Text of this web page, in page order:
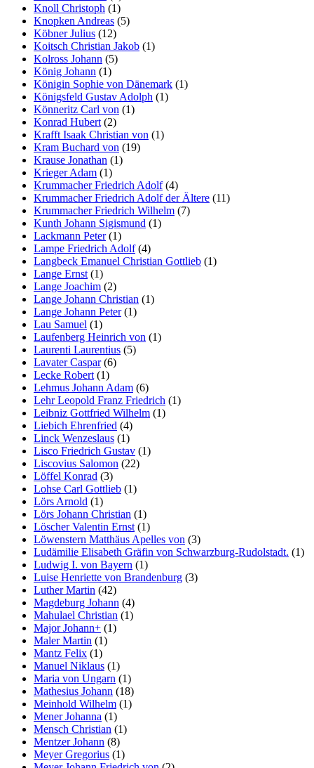
Knoll Christoph (1)
Knopken Andreas (5)
Köbner Julius (12)
Koitsch Christian Jakob (1)
Kolross Johann (5)
König Johann (1)
Königin Sophie von Dänemark (1)
Königsfeld Gustav Adolph (1)
Könneritz Carl von (1)
Konrad Hubert (2)
Krafft Isaak Christian von (1)
Kram Buchard von (19)
Krause Jonathan (1)
Krieger Adam (1)
Krummacher Friedrich Adolf(4)
Krummacher Friedrich Adolf der Ältere (11)
Krummacher Friedrich Wilhelm (7)
Kunth Johann Sigismund (1)
Lackmann Peter(1)
Lampe Friedrich Adolf(4)
Langbeck Emanuel Christian Gottlieb (1)
Lange Ernst (1)
Lange Joachim (2)
Lange Johann Christian (1)
Lange Johann Peter(1)
Lau Samuel (1)
Laufenberg Heinrich von (1)
Laurenti Laurentius (5)
Lavater Caspar(6)
Lecke Robert (1)
Lehmus Johann Adam (6)
Lehr Leopold Franz Friedrich (1)
Leibniz Gottfried Wilhelm (1)
Liebich Ehrenfried (4)
Linck Wenzeslaus (1)
Lisco Friedrich Gustav (1)
Liscovius Salomon (22)
Löffel Konrad (3)
Lohse Carl Gottlieb (1)
Lörs Arnold (1)
Lörs Johann Christian (1)
Löscher Valentin Ernst (1)
Löwenstern Matthäus Apelles von (3)
Ludämilie Elisabeth Gräfin von Schwarzburg-Rudolstadt. (1)
Ludwig I. von Bayern (1)
Luise Henriette von Brandenburg (3)
Luther Martin (42)
Magdeburg Johann (4)
Mahulael Christian (1)
Major Johann+ (1)
Maler Martin (1)
Mantz Felix (1)
Manuel Niklaus (1)
Maria von Ungarn (1)
Mathesius Johann (18)
Meinhold Wilhelm (1)
Mener Johanna (1)
Mensch Christian (1)
Mentzer Johann (8)
Meyer Gregorius (1)